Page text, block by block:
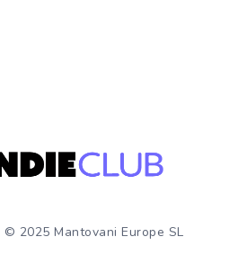
© 2025 Mantovani Europe SL